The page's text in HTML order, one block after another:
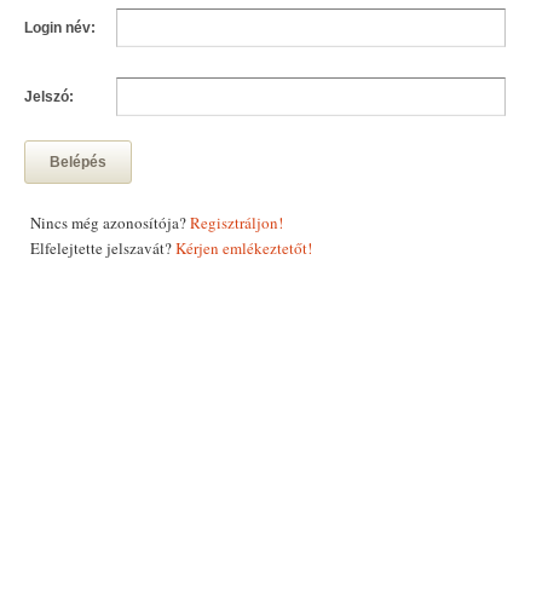
Login név:
Jelszó:
Belépés
Nincs még azonosítója?Regisztráljon!
Elfelejtette jelszavát?Kérjen emlékeztetőt!